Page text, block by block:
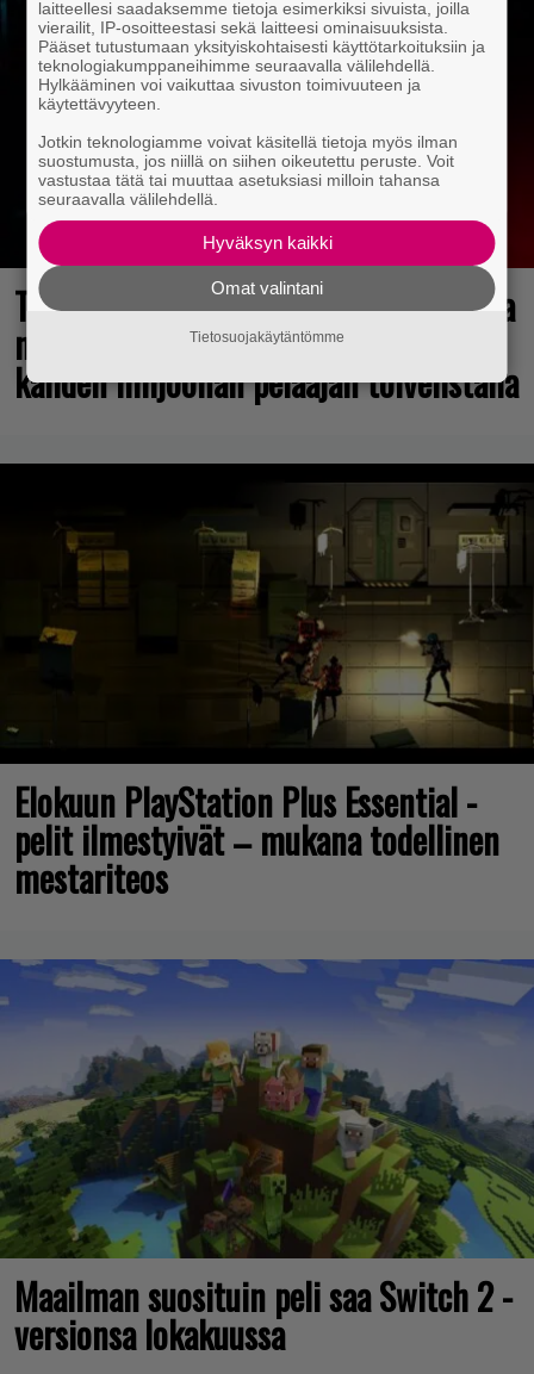
Tulevasta Resident Evil -uusioversiosta
näyttäisi tulevan menestys – jo yli
kahden miljoonan pelaajan toivelistalla
Elokuun PlayStation Plus Essential -
pelit ilmestyivät – mukana todellinen
mestariteos
Maailman suosituin peli saa Switch 2 -
versionsa lokakuussa
laitteellesi saadaksemme tietoja esimerkiksi sivuista, joilla
vierailit, IP-osoitteestasi sekä laitteesi ominaisuuksista.
Pääset tutustumaan yksityiskohtaisesti käyttötarkoituksiin ja
teknologiakumppaneihimme seuraavalla välilehdellä.
Hylkääminen voi vaikuttaa sivuston toimivuuteen ja
käytettävyyteen.
Jotkin teknologiamme voivat käsitellä tietoja myös ilman
suostumusta, jos niillä on siihen oikeutettu peruste. Voit
vastustaa tätä tai muuttaa asetuksiasi milloin tahansa
seuraavalla välilehdellä.
Hyväksyn kaikki
Omat valintani
Tietosuojakäytäntömme